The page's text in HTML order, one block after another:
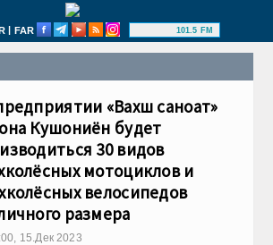
| FAR 101.5 FM
«Вахш саноат»
Кушониён будет
30 видов
мотоциклов и
велосипедов
размера
15.Дек 2023